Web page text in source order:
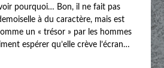
pourquoi… Bon, il ne fait pas
à du caractère, mais est
un « trésor » par les hommes
espérer qu’elle crève l’écran…